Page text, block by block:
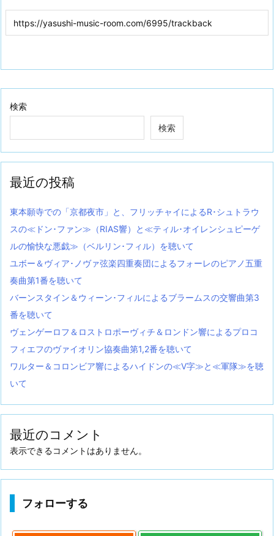
検索
検索
最近の投稿
東本願寺での「京都夜市」と、フリッチャイによるR･シュトラウ
スの≪ドン･ファン≫（RIAS響）と≪ティル･オイレンシュピーゲ
ルの愉快な悪戯≫（ベルリン･フィル）を聴いて
ユボー＆ヴィア･ノヴァ弦楽四重奏団によるフォーレのピアノ五重
奏曲第1番を聴いて
バーンスタイン＆ウィーン･フィルによるブラームスの交響曲第3
番を聴いて
ヴェンゲーロフ＆ロストロポーヴィチ＆ロンドン響によるプロコ
フィエフのヴァイオリン協奏曲第1,2番を聴いて
ワルター＆コロンビア響によるハイドンの≪V字≫と≪軍隊≫を聴
いて
最近のコメント
表示できるコメントはありません。
フォローする